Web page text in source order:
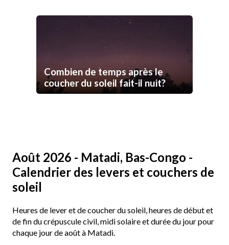
Combien de temps après le
coucher du soleil fait-il nuit?
Août 2026 - Matadi, Bas-Congo -
Calendrier des levers et couchers de
soleil
Heures de lever et de coucher du soleil, heures de début et
de fin du crépuscule civil, midi solaire et durée du jour pour
chaque jour de août à Matadi.